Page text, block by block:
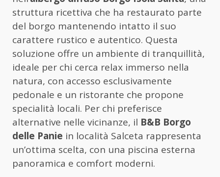
struttura ricettiva che ha restaurato parte
del borgo mantenendo intatto il suo
carattere rustico e autentico. Questa
soluzione offre un ambiente di tranquillità,
ideale per chi cerca relax immerso nella
natura, con accesso esclusivamente
pedonale e un ristorante che propone
specialità locali. Per chi preferisce
alternative nelle vicinanze, il B&B Borgo
delle Panie in località Salceta rappresenta
un’ottima scelta, con una piscina esterna
panoramica e comfort moderni.